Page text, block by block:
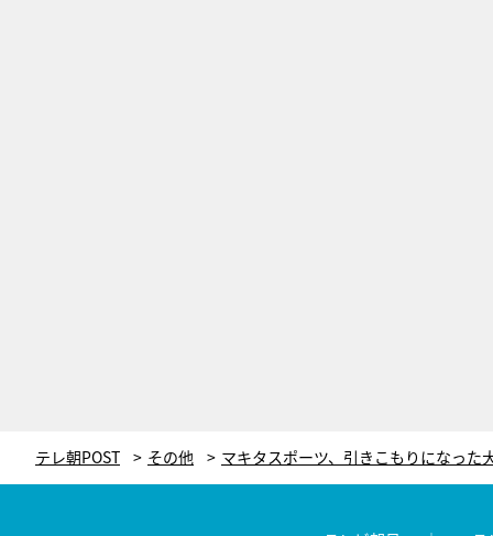
テレ朝POST その他